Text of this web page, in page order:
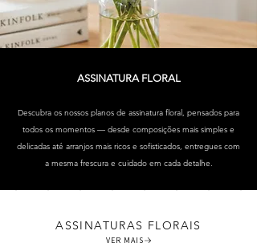
ASSINATURA FLORAL
Descubra os nossos planos de assinatura floral, pensados para
todos os momentos — desde composições mais simples e
delicadas até arranjos mais ricos e sofisticados, entregues com
a mesma frescura e cuidado em cada detalhe.
ASSINATURAS FLORAIS
VER MAIS